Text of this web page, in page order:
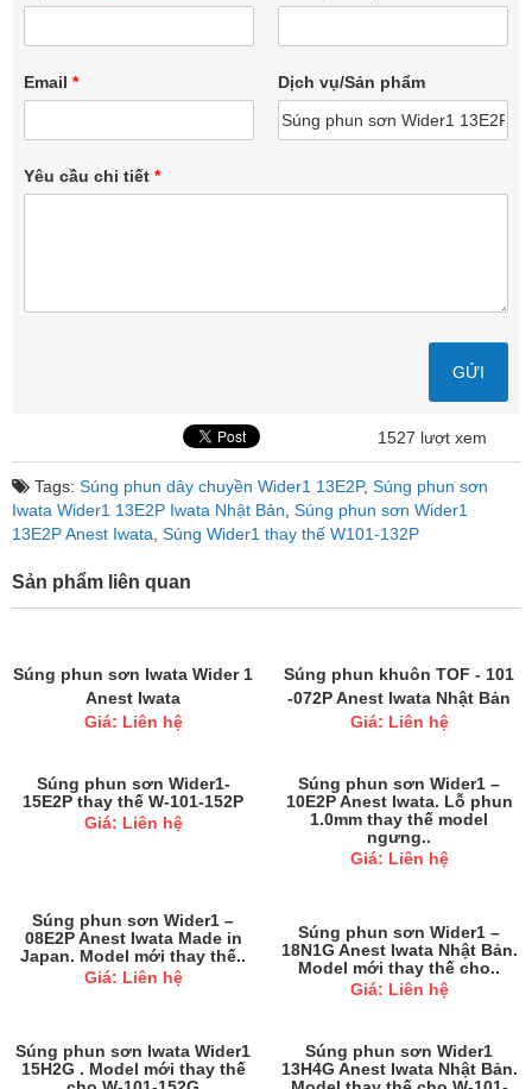
Email * Dịch vụ/Sản phẩm
Yêu cầu chi tiết *
1527 lượt xem
Tags: Súng phun dây chuyền Wider1 13E2P, Súng phun sơn
Iwata Wider1 13E2P Iwata Nhật Bản, Súng phun sơn Wider1
13E2P Anest Iwata, Súng Wider1 thay thế W101-132P
Sản phẩm liên quan
Súng phun sơn Iwata Wider 1
Anest Iwata
Giá: Liên hệ
Súng phun khuôn TOF - 101
-072P Anest Iwata Nhật Bản
Giá: Liên hệ
Súng phun sơn Wider1-
15E2P thay thế W-101-152P
Giá: Liên hệ
Súng phun sơn Wider1 –
10E2P Anest Iwata. Lỗ phun
1.0mm thay thế model
ngưng..
Giá: Liên hệ
Súng phun sơn Wider1 –
08E2P Anest Iwata Made in
Japan. Model mới thay thế..
Giá: Liên hệ
Súng phun sơn Wider1 –
18N1G Anest Iwata Nhật Bản.
Model mới thay thế cho..
Giá: Liên hệ
Súng phun sơn Iwata Wider1
15H2G . Model mới thay thế
Súng phun sơn Wider1
13H4G Anest Iwata Nhật Bản.